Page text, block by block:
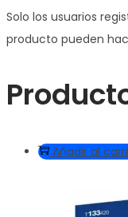
Solo los usuarios
producto pueden
Añadir al